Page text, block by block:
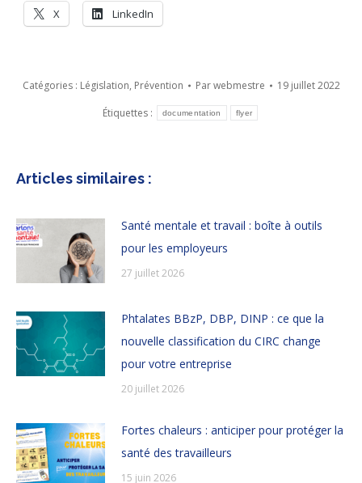
X LinkedIn
Catégories : Législation, Prévention Parwebmestre
19 juillet 2022
Étiquettes :
documentation flyer
Articles similaires :
Santé mentale et travail : boîte à outils
pour les employeurs
27 juillet 2026
Phtalates BBzP, DBP, DINP : ce que la
nouvelle classification du CIRC change
pour votre entreprise
20 juillet 2026
Fortes chaleurs : anticiper pour protéger la
santé des travailleurs
15 juin 2026